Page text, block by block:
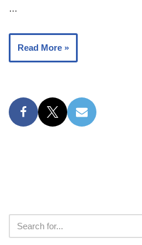
…
Read More »